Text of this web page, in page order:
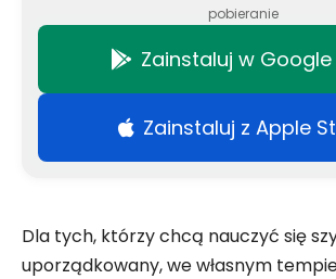
pobieranie
Zainstaluj w Google
Zainstaluj z Apple
Dla tych, którzy chcą nauczyć się
uporządkowany, we własnym